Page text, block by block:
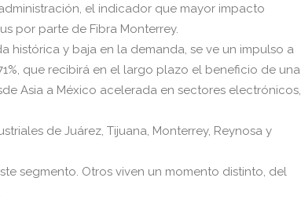
el indicador que mayor impacto
por parte de Fibra Monterrey.
histórica y baja en la demanda, se ve un impulso a
que recibirá en el largo plazo el beneficio de una
Asia a México acelerada en sectores electrónicos,
de Juárez, Tijuana, Monterrey, Reynosa y
segmento. Otros viven un momento distinto, del